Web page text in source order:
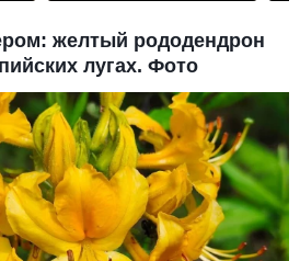
желтый рододендрон
лугах. Фото